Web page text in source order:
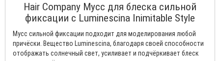
Hair Company Мусс для блеска сильной
фиксации с Luminescina Inimitable Style
Мусс сильной фиксации подходит для моделирования любой
причёски. Вещество Luminescina, благодаря своей способности
отображать солнечный свет, усиливает и подчёркивает блеск